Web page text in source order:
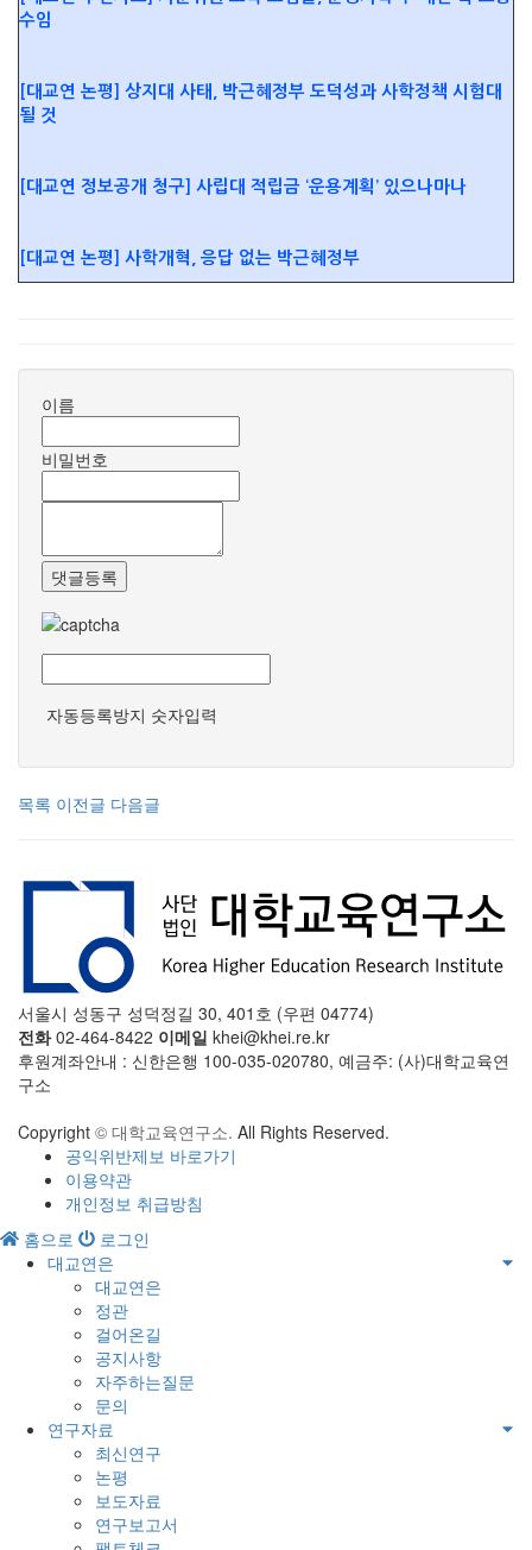
수임
[대교연 논평] 상지대 사태, 박근혜정부 도덕성과 사학정책 시험대
될 것
[대교연 정보공개 청구] 사립대 적립금 ‘운용계획’ 있으나마나
[대교연 논평] 사학개혁, 응답 없는 박근혜정부
이름
비밀번호
댓글등록
자동등록방지 숫자입력
목록 이전글 다음글
서울시 성동구 성덕정길 30, 401호 (우편 04774)
전화02-464-8422 이메일 khei@khei.re.kr
후원계좌안내 : 신한은행 100-035-020780, 예금주: (사)대학교육연
구소
Copyright © 대학교육연구소. All Rights Reserved.
공익위반제보 바로가기
이용약관
개인정보 취급방침
홈으로
로그인
대교연은
대교연은
정관
걸어온길
공지사항
자주하는질문
문의
연구자료
최신연구
논평
보도자료
연구보고서